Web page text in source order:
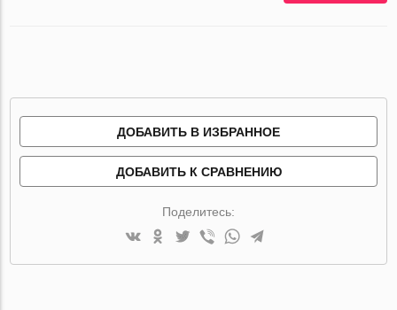
ДОБАВИТЬ В ИЗБРАННОЕ
ДОБАВИТЬ К СРАВНЕНИЮ
Поделитесь: